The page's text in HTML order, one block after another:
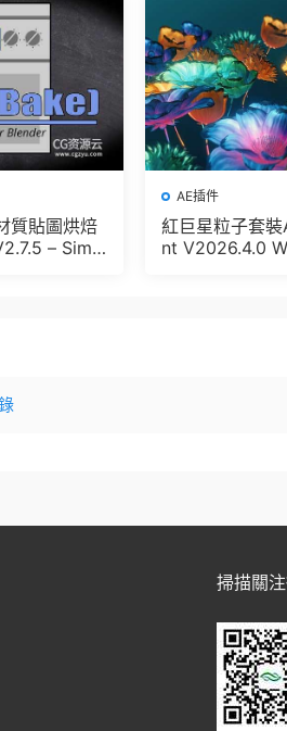
質貼圖烘焙
– Simpl
AE插件
紅巨星粒子套
nt V2026.4.0
掃描關